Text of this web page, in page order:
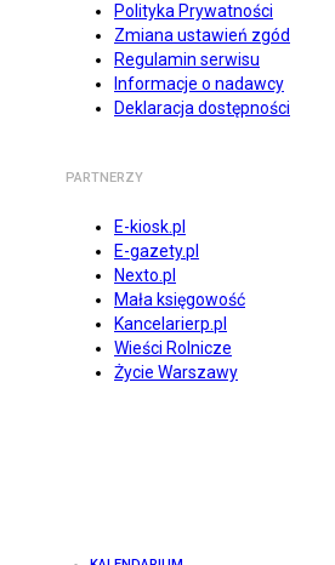
Polityka Prywatności
Zmiana ustawień zgód
Regulamin serwisu
Informacje o nadawcy
Deklaracja dostępności
PARTNERZY
E-kiosk.pl
E-gazety.pl
Nexto.pl
Mała księgowość
Kancelarierp.pl
Wieści Rolnicze
Życie Warszawy